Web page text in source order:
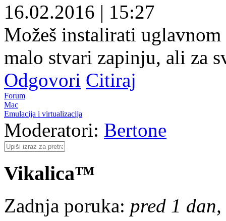
16.02.2016 | 15:27
Možeš instalirati uglavnom
malo stvari zapinju, ali za
Odgovori Citiraj
Forum
Mac
Emulacija i virtualizacija
Moderatori: Bertone
Vikalica™
Zadnja poruka: pred 1